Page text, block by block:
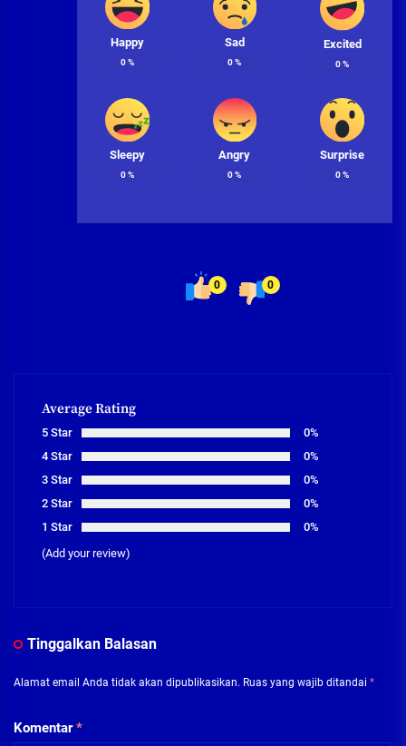
Happy
0%
Sad
0%
Excited
0%
Sleepy
0%
Angry
0%
Surprise
0%
0 0
Average Rating
5 Star
0%
4 Star
0%
3 Star
0%
2 Star
0%
1 Star
0%
(Add your review)
Tinggalkan Balasan
Alamat email Anda tidak akan dipublikasikan. Ruas yang wajib ditandai *
Komentar*